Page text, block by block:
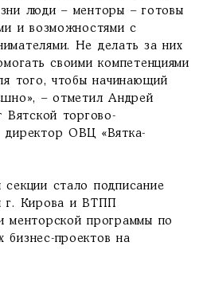
люди – менторы – готовы
и возможностями с
Не делать за них
своими компетенциями
того, чтобы начинающий
– отметил Андрей
Вятской торгово-
директор ОВЦ «Вятка-
стало подписание
г. Кирова и ВТПП
менторской программы по
бизнес-проектов на